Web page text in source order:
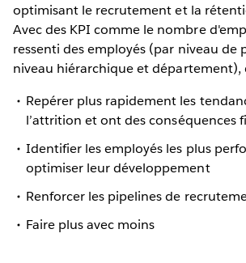
optimisant le recrutement et la
Avec des KPI comme le nombre
ressenti des employés (par niveau de
niveau hiérarchique et département),
Repérer plus rapidement les
l’attrition et ont des conséquences
Identifier les employés les plus
optimiser leur développement
Renforcer les pipelines de
Faire plus avec moins